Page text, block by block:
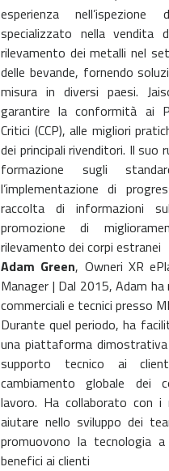
esperienza
specializzato nella vendita
rilevamento dei metalli nel
delle bevande, fornendo
misura in diversi paesi.
garantire la conformità ai
Critici (CCP), alle migliori
dei principali rivenditori. Il suo
formazione sugli
l’implementazione di
raccolta di informazioni
promozione di
rilevamento dei corpi estranei
Adam Green, Owneri XR
Manager | Dal 2015, Adam
commerciali e tecnici presso
Durante quel periodo, ha
una piattaforma
supporto tecnico ai
cambiamento globale dei
lavoro. Ha collaborato con i
aiutare nello sviluppo dei
promuovono la tecnologia
benefici ai clienti